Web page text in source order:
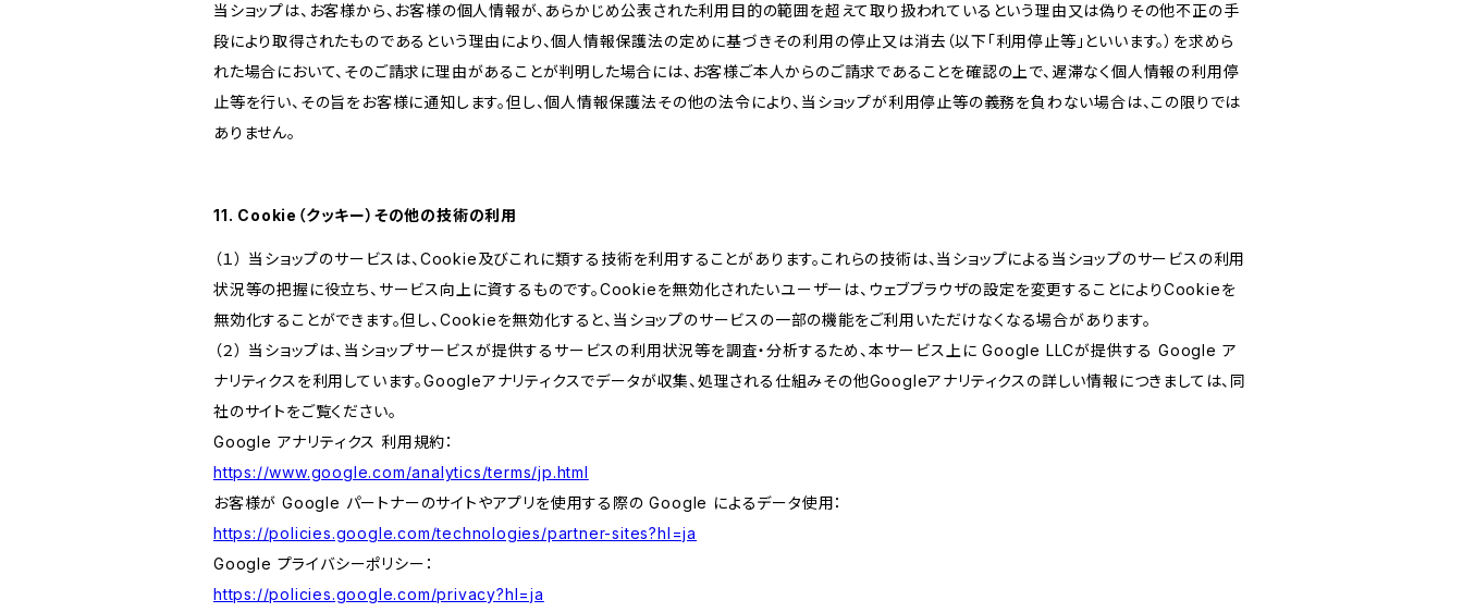
当ショップは、お客様から、お客様の個人情報が、あらかじめ公表された利用目的の範囲を超えて取り扱われているという理由又は偽りその他不正の手
段により取得されたものであるという理由により、個人情報保護法の定めに基づきその利用の停止又は消去（以下「利用停止等」といいます。）を求めら
れた場合において、そのご請求に理由があることが判明した場合には、お客様ご本人からのご請求であることを確認の上で、遅滞なく個人情報の利用停
止等を行い、その旨をお客様に通知します。但し、個人情報保護法その他の法令により、当ショップが利用停止等の義務を負わない場合は、この限りでは
ありません。
11. Cookie（クッキー）その他の技術の利用
（１） 当ショップのサービスは、Cookie及びこれに類する技術を利用することがあります。これらの技術は、当ショップによる当ショップのサービスの利用
状況等の把握に役立ち、サービス向上に資するものです。Cookieを無効化されたいユーザーは、ウェブブラウザの設定を変更することによりCookieを
無効化することができます。但し、Cookieを無効化すると、当ショップのサービスの一部の機能をご利用いただけなくなる場合があります。
（２） 当ショップは、当ショップサービスが提供するサービスの利用状況等を調査・分析するため、本サービス上に Google LLCが提供する Google ア
ナリティクスを利用しています。Googleアナリティクスでデータが収集、処理される仕組みその他Googleアナリティクスの詳しい情報につきましては、同
社のサイトをご覧ください。
Google アナリティクス 利用規約：
https://www.google.com/analytics/terms/jp.html
お客様が Google パートナーのサイトやアプリを使用する際の Google によるデータ使用：
https://policies.google.com/technologies/partner-sites?hl=ja
Google プライバシーポリシー：
https://policies.google.com/privacy?hl=ja